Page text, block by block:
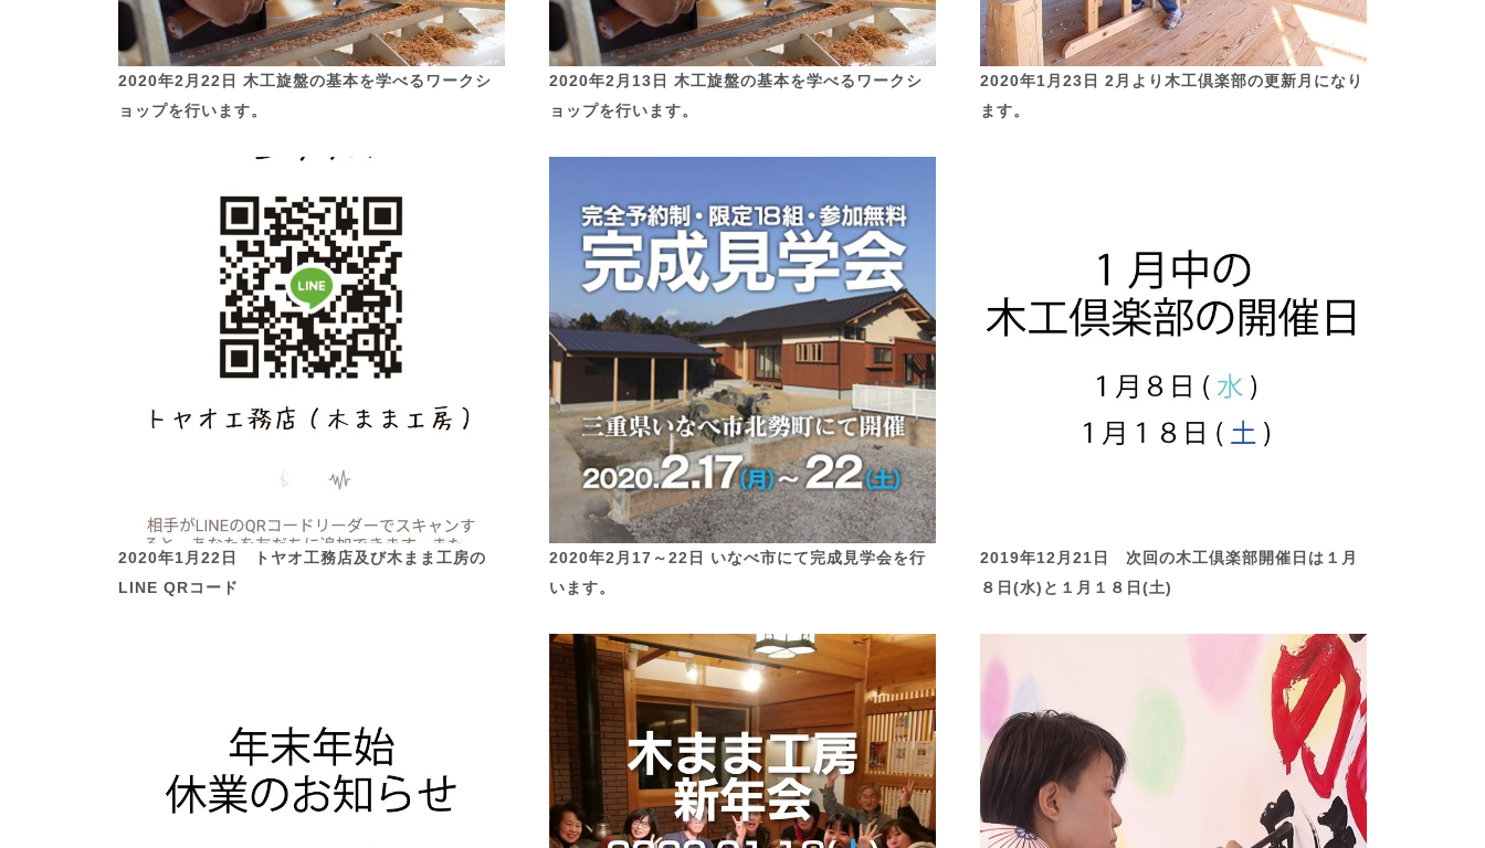
2020年2月22日 木工旋盤の基本を学べるワークシ
ョップを行います。
2020年2月13日 木工旋盤の基本を学べるワークシ
ョップを行います。
2020年1月23日 2月より木工倶楽部の更新月になり
ます。
2020年1月22日 トヤオ工務店及び木まま工房の
LINE QRコード
2020年2月17～22日 いなべ市にて完成見学会を行
います。
2019年12月21日 次回の木工倶楽部開催日は１月
８日(水)と１月１８日(土)